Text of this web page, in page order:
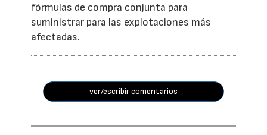
fórmulas de compra conjunta para
suministrar para las explotaciones más
afectadas.
ver/escribir comentarios